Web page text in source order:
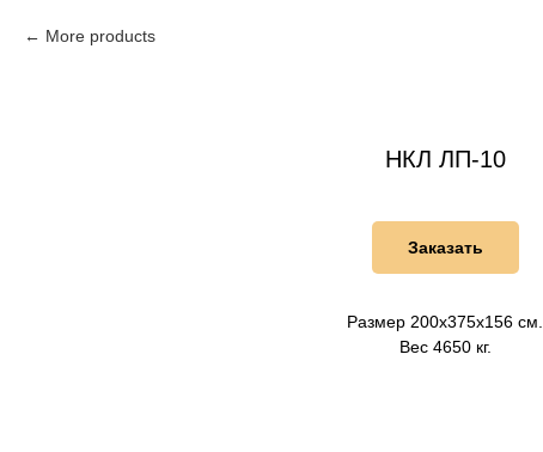
More products
НКЛ ЛП-10
Заказать
Размер 200х375х156 см.
Вес 4650 кг.